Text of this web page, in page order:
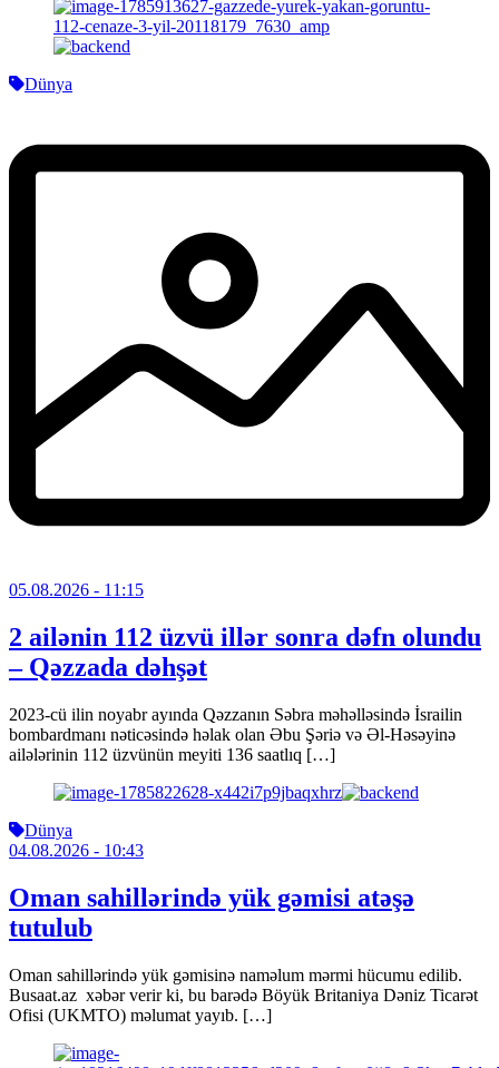
Dünya
05.08.2026 - 11:15
2 ailənin 112 üzvü illər sonra dəfn olundu
– Qəzzada dəhşət
2023-cü ilin noyabr ayında Qəzzanın Səbra məhəlləsində İsrailin
bombardmanı nəticəsində həlak olan Əbu Şəriə və Əl-Həsəyinə
ailələrinin 112 üzvünün meyiti 136 saatlıq […]
Dünya
04.08.2026 - 10:43
Oman sahillərində yük gəmisi atəşə
tutulub
Oman sahillərində yük gəmisinə naməlum mərmi hücumu edilib.
Busaat.az xəbər verir ki, bu barədə Böyük Britaniya Dəniz Ticarət
Ofisi (UKMTO) məlumat yayıb. […]